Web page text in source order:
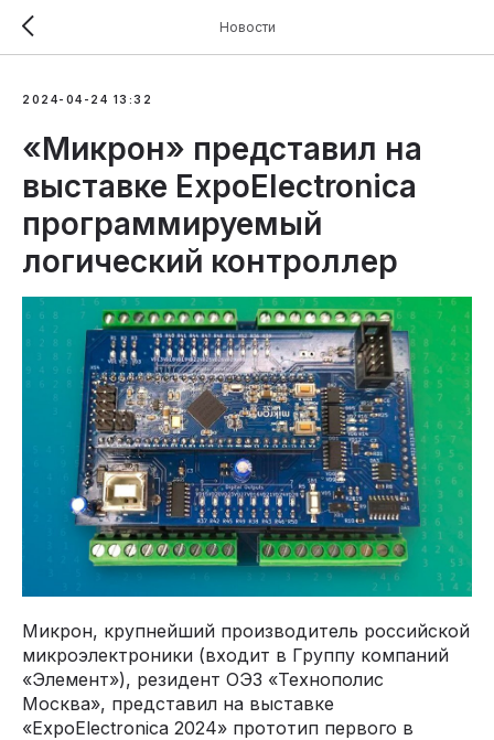
Новости
2024-04-24 13:32
«Микрон» представил на
выставке ExpoElectronica
программируемый
логический контроллер
Микрон, крупнейший производитель российской
микроэлектроники (входит в Группу компаний
«Элемент»), резидент ОЭЗ «Технополис
Москва», представил на выставке
«ExpoElectronica 2024» прототип первого в